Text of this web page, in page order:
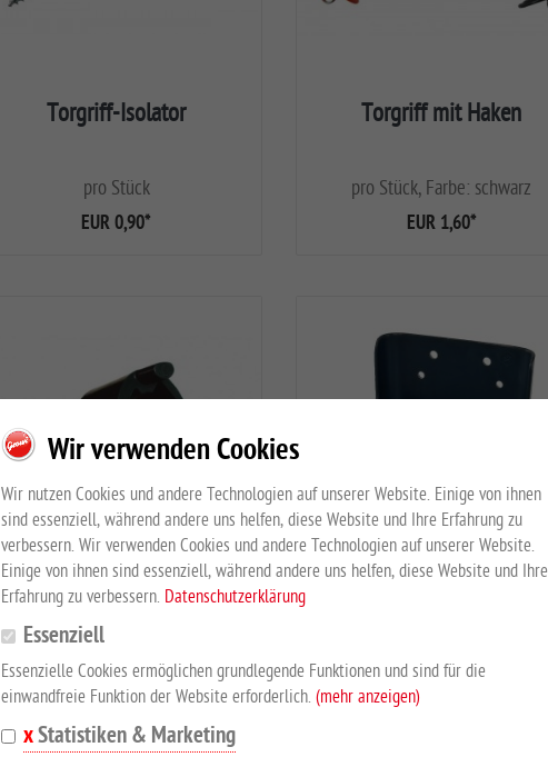
Torgriff-Isolator
pro Stück
EUR 0,90*
Torgriff mit Haken
pro Stück, Farbe: schwarz
EUR 1,60*
Profi-Einschraubhilfe
pro Stück
EUR 7,20*
für 10 kg eckige oder runde
Wir verwenden Cookies
Wir nutzen Cookies und andere Technologien auf unserer Website. Einige von ihnen
sind essenziell, während andere uns helfen, diese Website und Ihre Erfahrung zu
verbessern. Wir verwenden Cookies und andere Technologien auf unserer Website.
Einige von ihnen sind essenziell, während andere uns helfen, diese Website und Ihre
Erfahrung zu verbessern. Datenschutzerklärung
Essenziell
Essenzielle Cookies ermöglichen grundlegende Funktionen und sind für die
einwandfreie Funktion der Website erforderlich. (mehr anzeigen)
Statistiken & Marketing